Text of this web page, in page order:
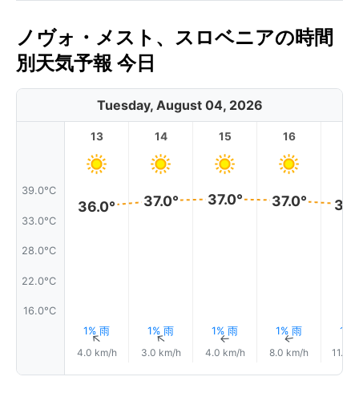
ノヴォ・メスト、スロベニアの時間
別天気予報 今日
Tuesday, August 04, 2026
39.0°C
33.0°C
28.0°C
22.0°C
16.0°C
13
36.0°
1% 雨
↑
4.0 km/h
14
37.0°
1% 雨
↑
3.0 km/h
15
37.0°
1% 雨
↑
4.0 km/h
16
37.0°
1% 雨
↑
8.0 km/h
1%
11.0